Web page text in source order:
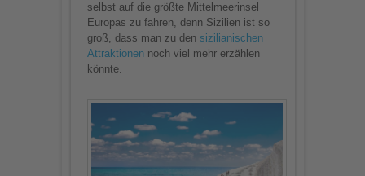
selbst auf die größte Mittelmeerinsel
Europas zu fahren, denn Sizilien ist so
groß, dass man zu densizilianischen
Attraktionennoch viel mehr erzählen
könnte.